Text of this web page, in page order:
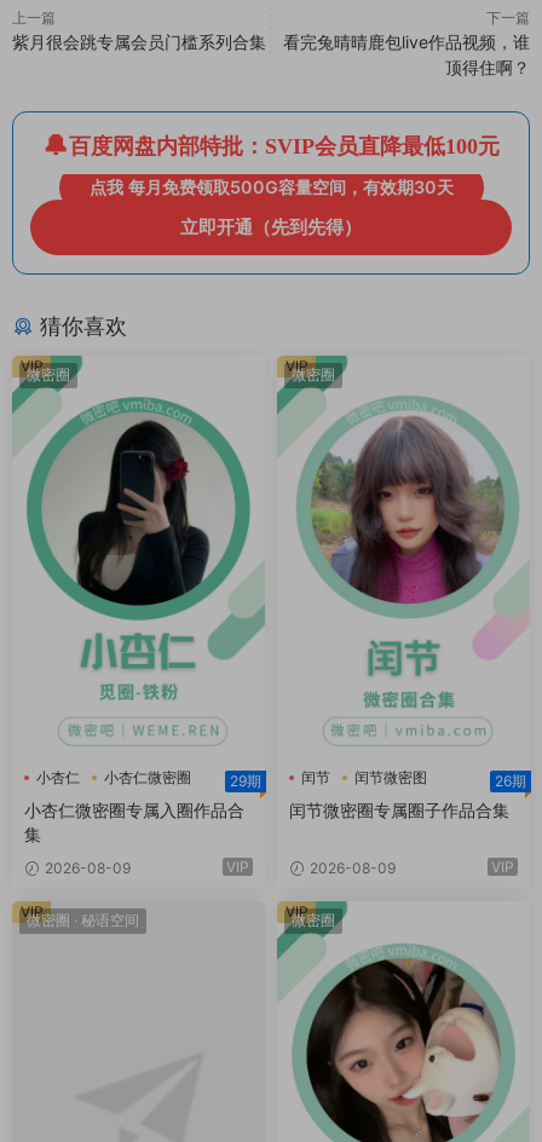
上一篇
紫月很会跳专属会员门槛系列合集
下一篇
看完兔晴晴鹿包live作品视频，谁
顶得住啊？
百度网盘内部特批：SVIP会员直降最低100元
点我 每月免费领取500G容量空间，有效期30天
立即开通（先到先得）
猜你喜欢
微密圈
小杏仁 小杏仁微密圈 29期
小杏仁微密圈专属入圈作品合
集
2026-08-09 VIP
VIP 微密圈
闰节 闰节微密图 26期
闰节微密圈专属圈子作品合集
2026-08-09 VIP
VIP
微密圈 · 秘语空间
VIP 微密圈
VIP